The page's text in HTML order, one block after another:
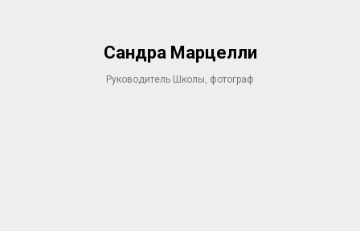
Сандра Марцелли
Руководитель Школы, фотограф